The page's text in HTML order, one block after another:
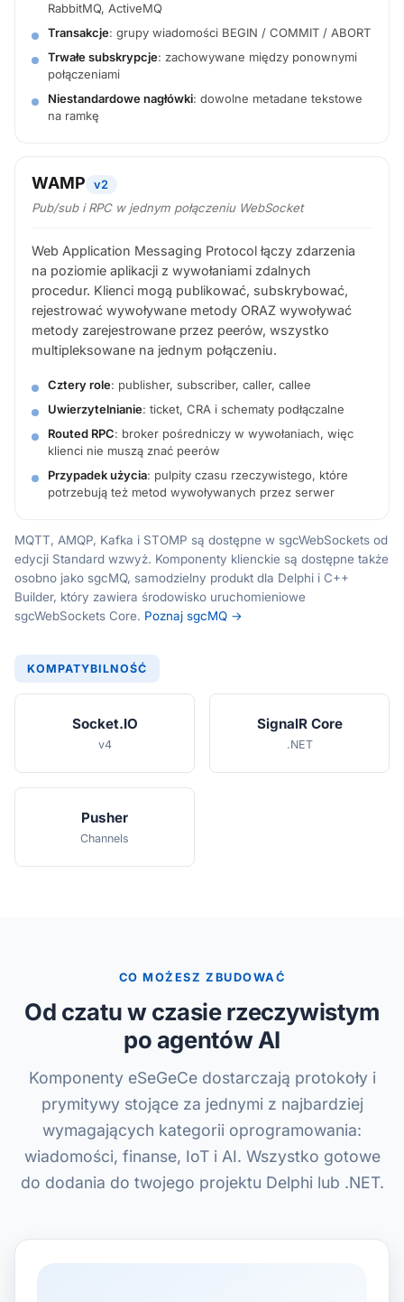
RabbitMQ, ActiveMQ
Transakcje: grupy wiadomości BEGIN / COMMIT / ABORT
Trwałe subskrypcje: zachowywane między ponownymi
połączeniami
Niestandardowe nagłówki: dowolne metadane tekstowe
na ramkę
WAMP v2
Pub/sub iRPC w jednym połączeniu WebSocket
Web Application Messaging Protocol łączy zdarzenia
na poziomie aplikacji z wywołaniami zdalnych
procedur. Klienci mogą publikować, subskrybować,
rejestrować wywoływane metody ORAZ wywoływać
metody zarejestrowane przez peerów, wszystko
multipleksowane na jednym połączeniu.
Cztery role: publisher, subscriber, caller, callee
Uwierzytelnianie: ticket, CRA i schematy podłączalne
Routed RPC: broker pośredniczy w wywołaniach, więc
klienci nie muszą znać peerów
Przypadek użycia: pulpity czasu rzeczywistego, które
potrzebują też metod wywoływanych przez serwer
MQTT, AMQP, Kafka i STOMP są dostępne w sgcWebSockets od
edycji Standard wzwyż. Komponenty klienckie są dostępne także
osobno jako sgcMQ, samodzielny produkt dla Delphi i C++
Builder, który zawiera środowisko uruchomieniowe
sgcWebSockets Core. Poznaj sgcMQ →
KOMPATYBILNOŚĆ
Socket.IO
v4
SignalR Core
.NET
Pusher
Channels
CO MOŻESZ ZBUDOWAĆ
Od czatu w czasie rzeczywistym
po agentów AI
Komponenty eSeGeCe dostarczają protokoły i
prymitywy stojące za jednymi z najbardziej
wymagających kategorii oprogramowania:
wiadomości, finanse, IoT i AI. Wszystko gotowe
do dodania do twojego projektu Delphi lub .NET.